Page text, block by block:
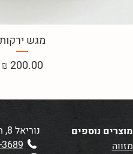
מגש ירקות
מחיר
נוריאל 8, ת"א (שוק התקווה)
מוצרים נוספים
מזווה